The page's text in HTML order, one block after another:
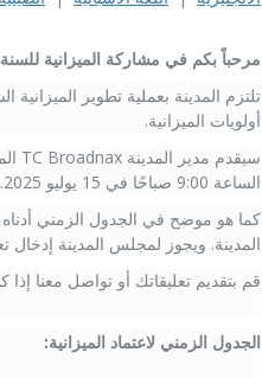
مرحباً بكم في مشاركة الميزانية للسنة
تلتزم المدينة بعملية تطوير
أولويات الميزانية.
الساعة 9:00 صباحًا في 15 يوليو 2025. سيكون الاجتماع مفتوحًا للجمهور وسيتم بثه على ATXN.
كما هو موضح في الجدول الزمني
المدينة. ويجوز لمجلس المدينة إدخال
قم بتقديم تعليقاتك أو تواصل معنا إذا
الجدول الزمني لاعتماد الميزانية: